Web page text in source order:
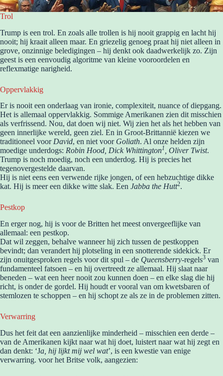
Trol
Trump is een trol. En zoals alle trollen is hij nooit grappig en lacht hij
nooit; hij kraait alleen maar. En griezelig genoeg praat hij niet alleen in
grove, onzinnige beledigingen – hij denkt ook daadwerkelijk zo. Zijn
geest is een eenvoudig algoritme van kleine vooroordelen en
reflexmatige narigheid.
Oppervlakkig
Er is nooit een onderlaag van ironie, complexiteit, nuance of diepgang.
Het is allemaal oppervlakkig. Sommige Amerikanen zien dit misschien
als verfrissend. Nou, dat doen wij niet. Wij zien het als het hebben van
geen innerlijke wereld, geen ziel. En in Groot-Brittannië kiezen we
traditioneel voorDavid, en niet voor Goliath. Al onze helden zijn
moedige underdogs: Robin Hood, Dick Whittington1, Oliver Twist.
Trump is noch moedig, noch een underdog. Hij is precies het
tegenovergestelde daarvan.
Hij is niet eens een verwende rijke jongen, of een hebzuchtige dikke
kat. Hij is meer een dikke witte slak. Een Jabba the Hutt2.
Pestkop
En erger nog, hij is voor de Britten het meest onvergeeflijke van
allemaal: een pestkop.
Dat wil zeggen, behalve wanneer hij zich tussen de pestkoppen
bevindt; dan verandert hij plotseling in een snotterende sidekick. Er
zijn onuitgesproken regels voor dit spul – de Queensberry-regels3 van
fundamenteel fatsoen – en hij overtreedt ze allemaal. Hij slaat naar
beneden – wat een heer nooit zou kunnen doen – en elke slag die hij
richt, is onder de gordel. Hij houdt er vooral van om kwetsbaren of
stemlozen te schoppen – en hij schopt ze als ze in de problemen zitten.
Verwarring
Dus het feit dat een aanzienlijke minderheid – misschien een derde –
van de Amerikanen kijkt naar wat hij doet, luistert naar wat hij zegt en
dan denkt: ‘Ja, hij lijkt mij wel wat’, is een kwestie van enige
verwarring. voor het Britse volk, aangezien: